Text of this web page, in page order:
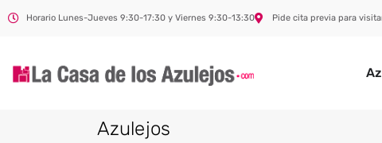
Horario Lunes-Jueves 9:30-17:30 y Viernes 9:30-13:30 Pide cita previa para
Azulejos